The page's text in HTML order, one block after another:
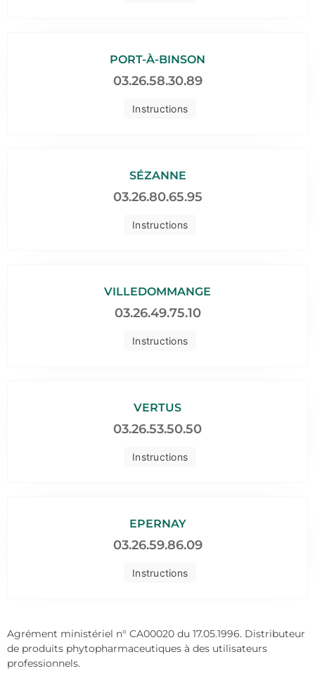
Instructions
PORT-À-BINSON
03.26.58.30.89
Instructions
SÉZANNE
03.26.80.65.95
Instructions
VILLEDOMMANGE
03.26.49.75.10
Instructions
VERTUS
03.26.53.50.50
Instructions
EPERNAY
03.26.59.86.09
Agrément ministériel n° CA00020 du 17.05.1996. Distributeur
de produits phytopharmaceutiques à des utilisateurs
professionnels.